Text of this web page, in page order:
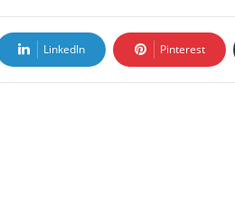
LinkedIn Pinterest